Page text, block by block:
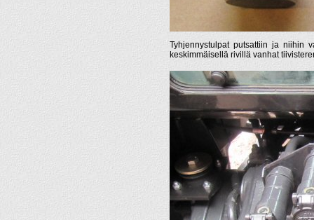
Tyhjennystulpat putsattiin ja niihin
keskimmäisellä rivillä vanhat